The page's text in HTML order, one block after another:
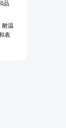
品
耐温
表